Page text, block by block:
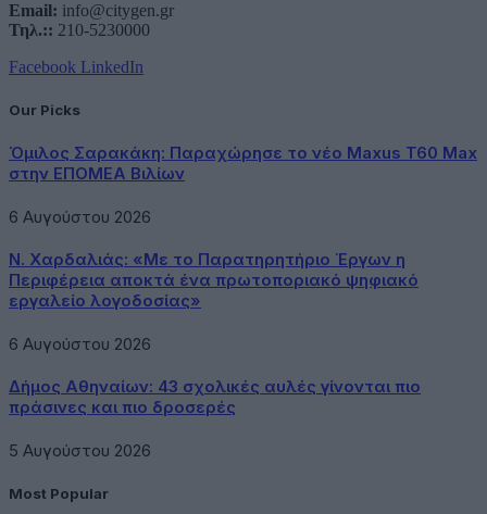
Email: info@citygen.gr
Τηλ.:: 210-5230000
Facebook LinkedIn
Our Picks
Όμιλος Σαρακάκη: Παραχώρησε το νέο Maxus T60 Max
στην ΕΠΟΜΕΑ Βιλίων
6 Αυγούστου 2026
Ν. Χαρδαλιάς: «Με το Παρατηρητήριο Έργων η
Περιφέρεια αποκτά ένα πρωτοποριακό ψηφιακό
εργαλείο λογοδοσίας»
6 Αυγούστου 2026
Δήμος Αθηναίων: 43 σχολικές αυλές γίνονται πιο
πράσινες και πιο δροσερές
5 Αυγούστου 2026
Most Popular